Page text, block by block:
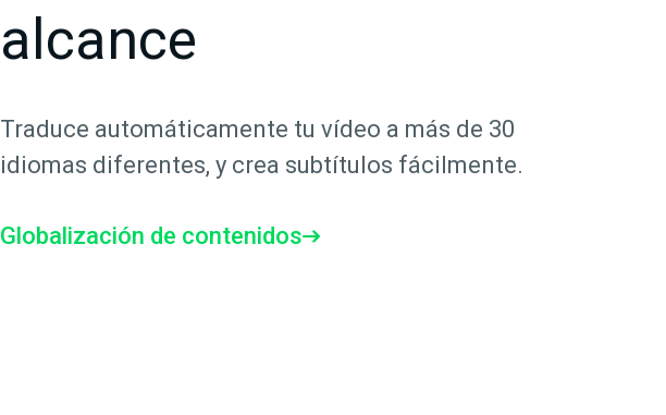
alcance
Traduce automáticamente tu vídeo a más de 30
idiomas diferentes, y crea subtítulos fácilmente.
Globalización de contenidos